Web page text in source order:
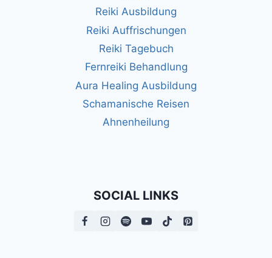
Reiki Ausbildung
Reiki Auffrischungen
Reiki Tagebuch
Fernreiki Behandlung
Aura Healing Ausbildung
Schamanische Reisen
Ahnenheilung
SOCIAL LINKS